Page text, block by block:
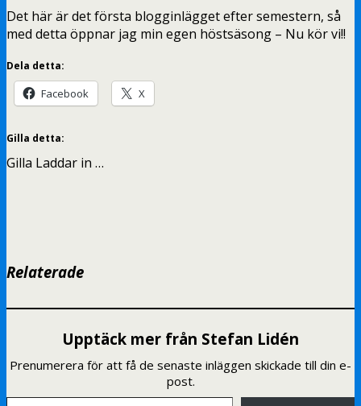
Det här är det första blogginlägget efter semestern, så
med detta öppnar jag min egen höstsäsong – Nu kör vi!!
Dela detta:
Facebook X
Gilla detta:
Gilla Laddar in …
Relaterade
Upptäck mer från Stefan Lidén
Prenumerera för att få de senaste inläggen skickade till din e-
post.
Skriv din e-post …